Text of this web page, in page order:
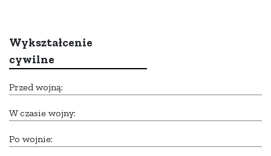
Wykształcenie
cywilne
Przed wojną:
W czasie wojny:
Po wojnie: